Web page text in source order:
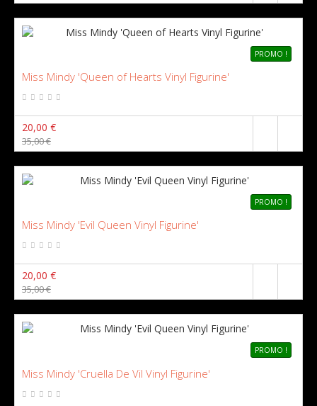
PROMO !
Miss Mindy 'Queen of Hearts Vinyl Figurine'
20,00 €
35,00 €
PROMO !
Miss Mindy 'Evil Queen Vinyl Figurine'
20,00 €
35,00 €
PROMO !
Miss Mindy 'Cruella De Vil Vinyl Figurine'